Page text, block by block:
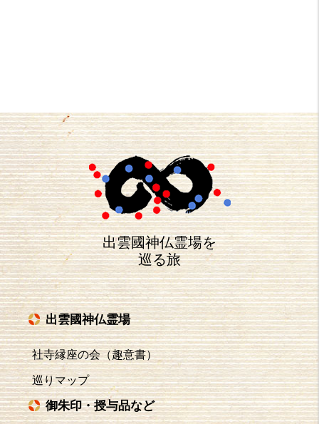
出雲國神仏霊場を
巡る旅
出雲國神仏霊場
社寺縁座の会（趣意書）
巡りマップ
御朱印・授与品など